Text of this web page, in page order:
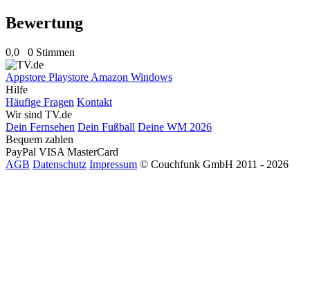
Bewertung
0,0 0 Stimmen
Appstore Playstore Amazon Windows
Hilfe
Häufige Fragen Kontakt
Wir sind TV.de
Dein Fernsehen Dein Fußball Deine WM 2026
Bequem zahlen
PayPal VISA MasterCard
AGB Datenschutz Impressum © Couchfunk GmbH 2011 - 2026